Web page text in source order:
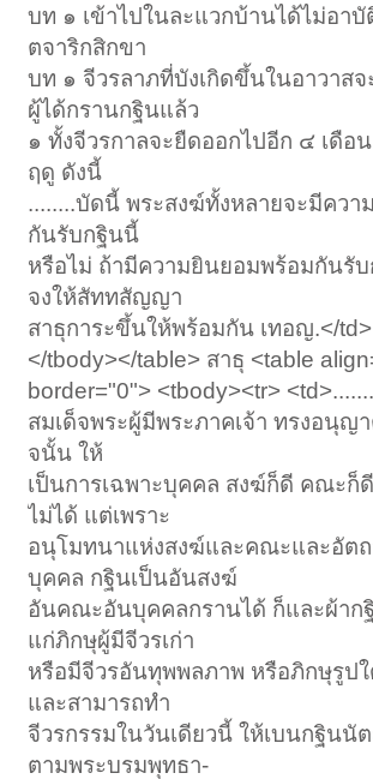
บท ๑ เข้าไปในละแวกบ้านได้ไม่อา
ตจาริกสิกขา
บท ๑ จีวรลาภที่บังเกิดขึ้นในอาวาส
ผู้ได้กรานกฐินแล้ว
๑ ทั้งจีวรกาลจะยืดออกไปอีก ๔ เดือ
ฤดู ดังนี้
........บัดนี้ พระสงฆ์ทั้งหลายจะมีควา
กันรับกฐินนี้
หรือไม่ ถ้ามีความยินยอมพร้อมกันรั
จงให้สัททสัญญา
สาธุการะขึ้นให้พร้อมกัน เทอญ.</
</tbody></table> สาธุ <table
border="0"> <tbody><tr>
สมเด็จพระผู้มีพระภาคเจ้า ทรงอนุญ
จนั้น ให้
เป็นการเฉพาะบุคคล สงฆ์ก็ดี คณะก็
ไม่ได้ แต่เพราะ
อนุโมทนาแห่งสงฆ์และคณะและอัตถ
บุคคล กฐินเป็นอันสงฆ์
อันคณะอันบุคคลกรานได้ ก็และผ้าก
แก่ภิกษุผู้มีจีวรเก่า
หรือมีจีวรอันทุพพลภาพ หรือภิกษุรูป
และสามารถทำ
จีวรกรรมในวันเดียวนี้ ให้เบนกฐินนั
ตามพระบรมพุทธา-